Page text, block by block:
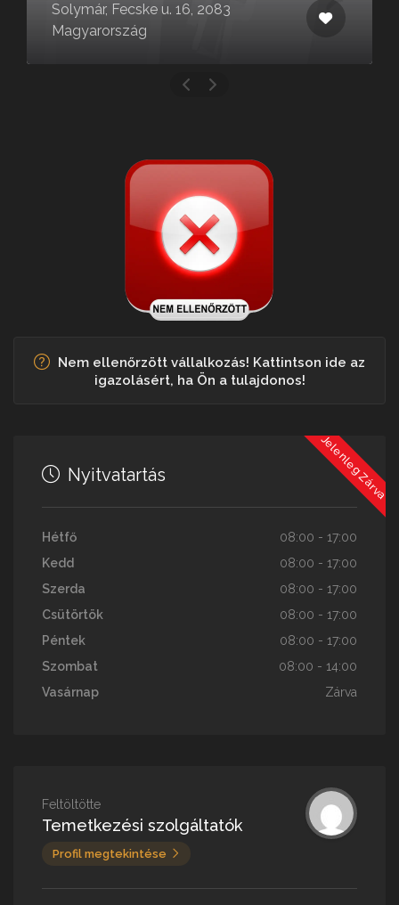
Solymár, Fecske u. 16, 2083
Magyarország
Nem ellenőrzött vállalkozás! Kattintson ide az
igazolásért, ha Ön a tulajdonos!
Jelenleg Zárva
Nyitvatartás
Hétfő
08:00 - 17:00
Kedd
08:00 - 17:00
Szerda
08:00 - 17:00
Csütörtök
08:00 - 17:00
Péntek
08:00 - 17:00
Szombat
08:00 - 14:00
Vasárnap
Zárva
Feltöltötte
Temetkezési szolgáltatók
Profil megtekintése